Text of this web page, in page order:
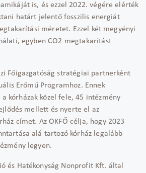
is, és ezzel 2022. végére elérték
határt jelentő fosszilis energiát
méretet. Ezzel két megyényi
egyben CO2 megtakarítást
Főigazgatóság stratégiai partnerként
Erőmű Programhoz. Ennek
kórházak közel fele, 45 intézmény
mellett és nyerte el az
címet. Az OKFŐ célja, hogy 2023
alá tartozó kórház legalább
legyen.
és Hatékonyság Nonprofit Kft. által